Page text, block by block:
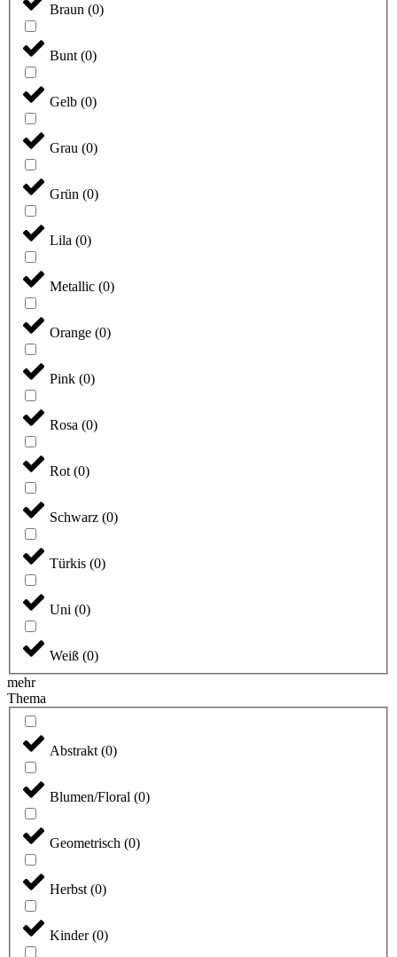
Braun (0)
Bunt (0)
Gelb (0)
Grau (0)
Grün (0)
Lila (0)
Metallic (0)
Orange (0)
Pink (0)
Rosa (0)
Rot (0)
Schwarz (0)
Türkis (0)
Uni (0)
Weiß (0)
mehr
Thema
Abstrakt (0)
Blumen/Floral (0)
Geometrisch (0)
Herbst (0)
Kinder (0)